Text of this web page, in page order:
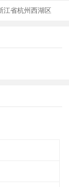
江省杭州西湖区